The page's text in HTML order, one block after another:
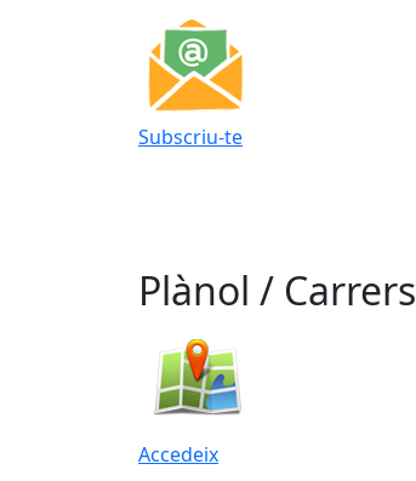
Subscriu-te
Plànol / Carrers
Accedeix